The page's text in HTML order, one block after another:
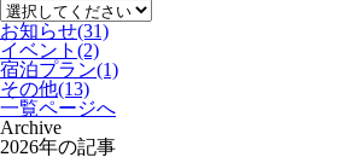
お知らせ(31)
イベント (2)
宿泊プラン(1)
その他(13)
一覧ページへ
Archive
2026年の記事